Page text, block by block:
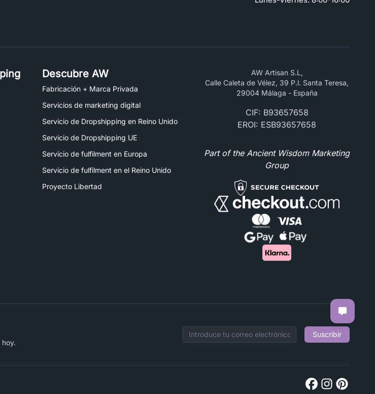
Descubre AW
Fabricación + Marca Privada
Servicios de marketing digital
Servicio de Dropshipping en Reino Unido
Servicio de Dropshipping UE
Servicio de fulfilment en Europa
Servicio de fulfilment en el Reino Unido
Proyecto Libertad
AW Artisan S.L,
Calle Caleta de Vélez, 39 P.l. Santa Teresa,
29004 Málaga - España
CIF: B93657658
EROI: ESB93657658
Part of the Ancient Wisdom Marketing
Group
Email address
Suscribir